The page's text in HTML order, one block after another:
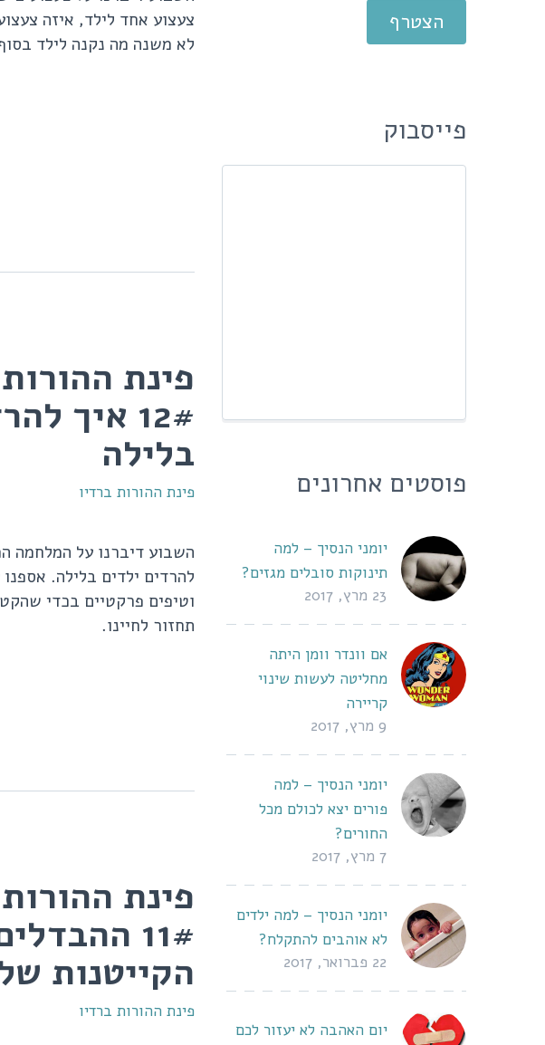
צעצוע אחד לילד, איזה
לא משנה מה נקנה לילד
פינת
12# איך
בלילה
פינת ההורות ברדיו
השבוע דיברנו על המלחמה
להרדים ילדים בלילה.
וטיפים פרקטיים בכדי
תחזור לחיינו.
פינת
11#
הקייטנות
פינת ההורות ברדיו
פייסבוק
פוסטים אחרונים
יומני הנסיך – למה
תינוקות סובלים מגזים?
23 מרץ, 2017
אם וונדר וומן היתה
מחליטה לעשות שינוי
קריירה
9 מרץ, 2017
יומני הנסיך – למה
פורים יצא לכולם מכל
החורים?
7 מרץ, 2017
יומני הנסיך – למה ילדים
לא אוהבים להתקלח?
22 פברואר, 2017
יום האהבה לא יעזור לכם